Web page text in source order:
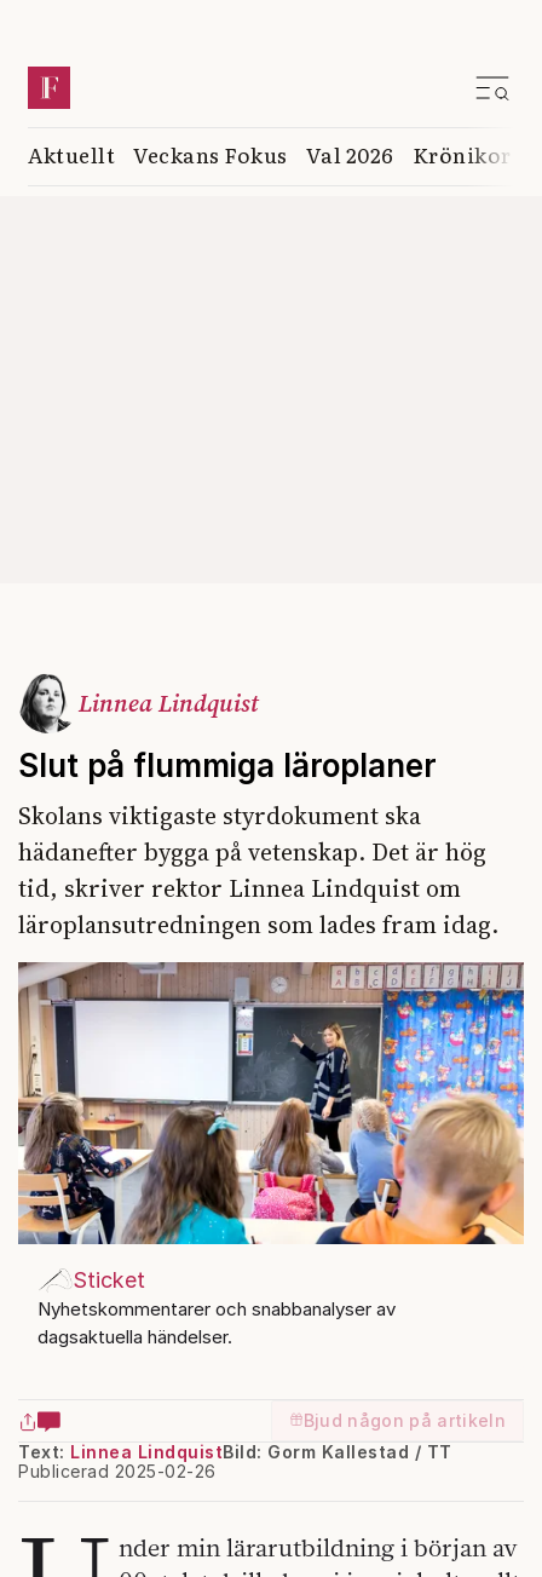
Aktuellt Veckans Fokus Val 2026 Krönikor
Linnea Lindquist
Slut på flummiga läroplaner
Skolans viktigaste styrdokument ska
hädanefter bygga på vetenskap. Det är hög
tid, skriver rektor Linnea Lindquist om
läroplansutredningen som lades fram idag.
Sticket
Nyhetskommentarer och snabbanalyser av
dagsaktuella händelser.
Bjud någon på artikeln
Text: Linnea Lindquist
Publicerad 2025-02-26
Bild: Gorm Kallestad / TT
nder min lärarutbildning i början av